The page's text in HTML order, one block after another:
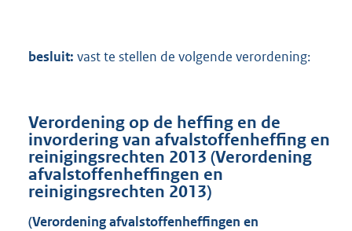
besluit: vast te stellen de volgende verordening:
Verordening op de heffing en de
invordering van afvalstoffenheffing en
reinigingsrechten 2013 (Verordening
afvalstoffenheffingen en
reinigingsrechten 2013)
(Verordening afvalstoffenheffingen en